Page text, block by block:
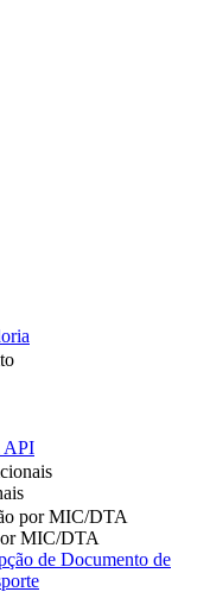
API
por MIC/DTA
MIC/DTA
de Documento de